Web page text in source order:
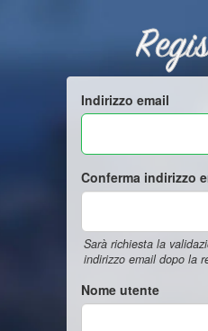
Indirizzo email
Conferma indirizzo
Sarà richiesta la
indirizzo email dopo la
Nome utente